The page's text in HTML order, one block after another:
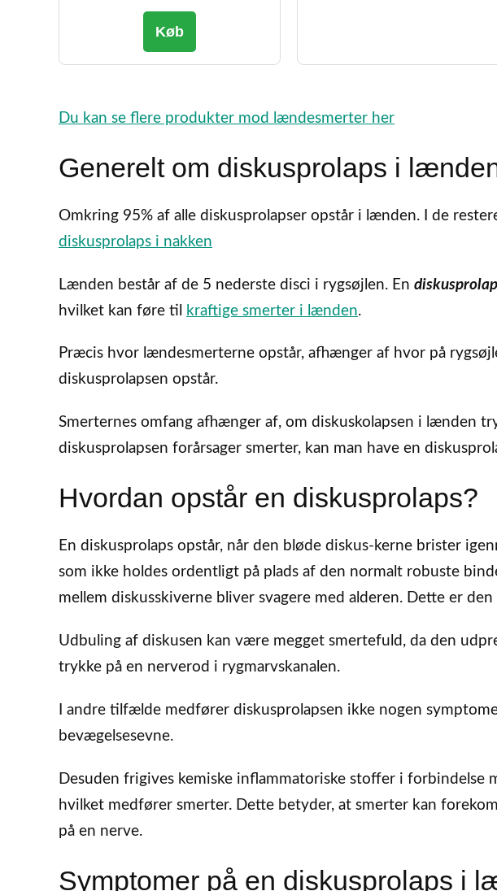
Køb
Du kan se flere produkter mod lændesmerter her
Generelt om diskusprolaps i
Omkring 95% af alle diskusprolapser opstår i lænden. I de
diskusprolaps i nakken
Lænden består af de 5 nederste disci i rygsøjlen. En
hvilket kan føre til
kraftige smerter i lænden.
Præcis hvor lændesmerterne opstår, afhænger af hvor på
diskusprolapsen opstår.
Smerternes omfang afhænger af, om diskuskolapsen i lænden
diskusprolapsen forårsager smerter, kan man have en
Hvordan opstår en diskusprolaps?
En diskusprolaps opstår, når den bløde diskus-kerne brister
som ikke holdes ordentligt på plads af den normalt robuste
mellem diskusskiverne bliver svagere med alderen. Dette er
Udbuling af diskusen kan være megget smertefuld, da den
trykke på en nerverod i rygmarvskanalen.
I andre tilfælde medfører diskusprolapsen ikke nogen
bevægelsesevne.
Desuden frigives kemiske inflammatoriske stoffer i forbindelse
hvilket medfører smerter. Dette betyder, at smerter kan
på en nerve.
Symptomer på en diskusprolaps i